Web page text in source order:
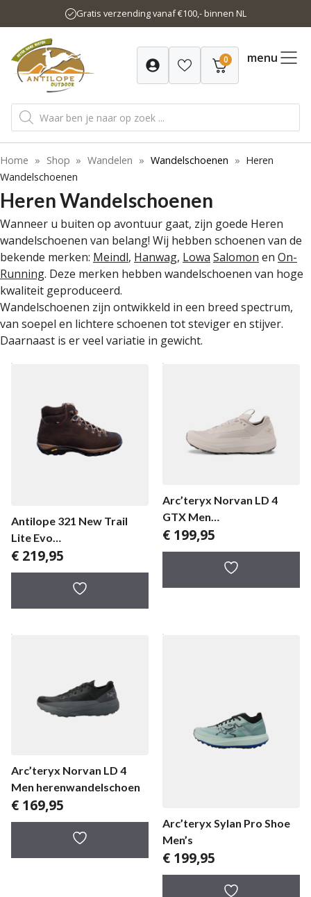
naar
inhoud
Gratis verzending vanaf €100,- binnen NL
0 menu
Producten
zoeken
Home » Shop » Wandelen » Wandelschoenen » Heren
Wandelschoenen
Heren Wandelschoenen
Wanneer u buiten op avontuur gaat, zijn goede Heren
wandelschoenen van belang! Wij hebben schoenen van de
bekende merken: Meindl, Hanwag, Lowa Salomon en On-
Running. Deze merken hebben wandelschoenen van hoge
kwaliteit geproduceerd.
Wandelschoenen zijn ontwikkeld in een breed spectrum,
van soepel en lichtere schoenen tot steviger en stijver.
Daarnaast is er veel variatie in gewicht.
Antilope 321 New Trail
Lite Evo
herenwandelschoen
€ 219,95
Arc’teryx Norvan LD 4
GTX Men
herenwandelschoen
€ 199,95
Arc’teryx Norvan LD 4
Men herenwandelschoen
€ 169,95
Arc’teryx Sylan Pro Shoe
Men’s
€ 199,95